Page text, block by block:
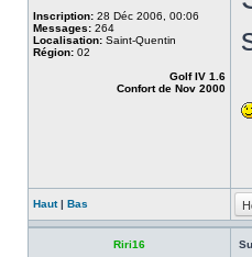
Inscription: 28 Déc 2006, 00:06
Messages: 264
Localisation: Saint-Quentin
Région: 02
Golf IV 1.6
Confort de Nov 2000
Haut| Bas
Riri16